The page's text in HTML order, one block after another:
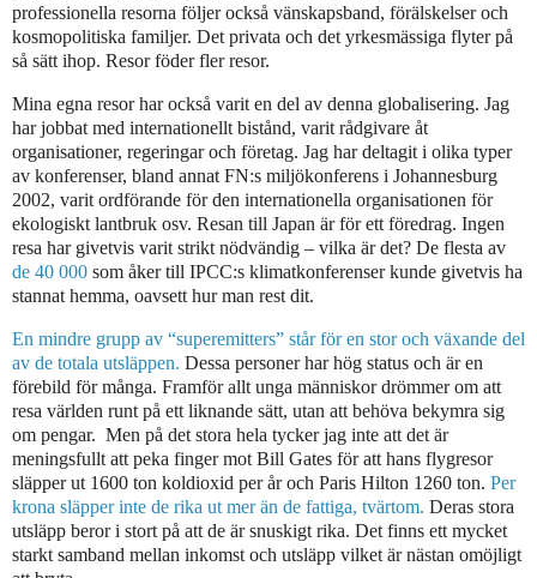
professionella resorna följer också vänskapsband, förälskelser och
kosmopolitiska familjer. Det privata och det yrkesmässiga flyter på
så sätt ihop. Resor föder fler resor.
Mina egna resor har också varit en del av denna globalisering. Jag
har jobbat med internationellt bistånd, varit rådgivare åt
organisationer, regeringar och företag. Jag har deltagit i olika typer
av konferenser, bland annat FN:s miljökonferens i Johannesburg
2002, varit ordförande för den internationella organisationen för
ekologiskt lantbruk osv. Resan till Japan är för ett föredrag. Ingen
resa har givetvis varit strikt nödvändig – vilka är det? De flesta av
de 40 000 som åker till IPCC:s klimatkonferenser kunde givetvis ha
stannat hemma, oavsett hur man rest dit.
En mindre grupp av “superemitters” står för en stor och växande del
av de totala utsläppen. Dessa personer har hög status och är en
förebild för många. Framför allt unga människor drömmer om att
resa världen runt på ett liknande sätt, utan att behöva bekymra sig
om pengar. Men på det stora hela tycker jag inte att det är
meningsfullt att peka finger mot Bill Gates för att hans flygresor
släpper ut 1600 ton koldioxid per år och Paris Hilton 1260 ton. Per
krona släpper inte de rika ut mer än de fattiga, tvärtom. Deras stora
utsläpp beror i stort på att de är snuskigt rika. Det finns ett mycket
starkt samband mellan inkomst och utsläpp vilket är nästan omöjligt